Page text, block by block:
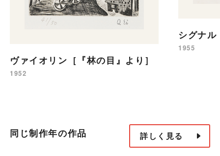
ヴァイオリン［『林の目』より］
1952
シグナ
1955
同じ制作年の作品 詳しく見る